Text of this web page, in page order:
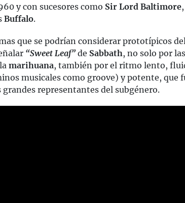
y con sucesores como Sir Lord Baltimore,
Buffalo.
que se podrían considerar prototípicos
“Sweet Leaf” de Sabbath, no solo por
marihuana, también por el ritmo lento,
musicales como groove) y potente, que
representantes del subgénero.